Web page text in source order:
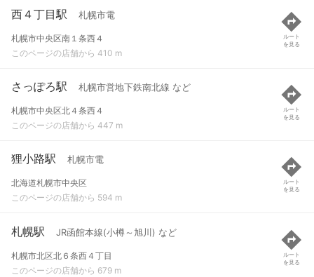
西４丁目駅 札幌市電
札幌市中央区南１条西４
このページの店舗から 410 m
ルート
を見る
さっぽろ駅 札幌市営地下鉄南北線 など
札幌市中央区北４条西４
このページの店舗から 447 m
ルート
を見る
狸小路駅 札幌市電
北海道札幌市中央区
このページの店舗から 594 m
ルート
を見る
札幌駅 JR函館本線(小樽～旭川) など
札幌市北区北６条西４丁目
このページの店舗から 679 m
ルート
を見る